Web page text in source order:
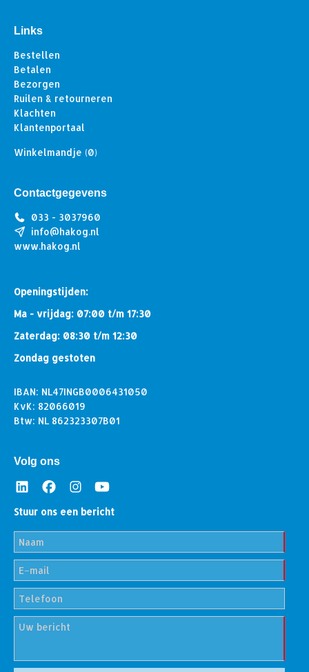
Links
Bestellen
Betalen
Bezorgen
Ruilen & retourneren
Klachten
Klantenportaal
Winkelmandje (0)
Contactgegevens
033 - 3037960
info@hakog.nl
www.hakog.nl
Openingstijden:
Ma - vrijdag: 07:00 t/m 17:30
Zaterdag: 08:30 t/m 12:30
Zondag gestoten
IBAN: NL47INGB0006431050
KvK: 82066019
Btw: NL 862323307B01
Volg ons
Stuur ons een bericht